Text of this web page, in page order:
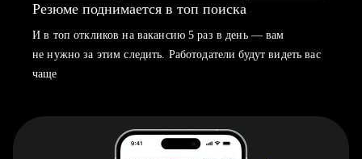
Резюме поднимается в топ поиска
И в топ откликов на вакансию 5 раз в день — вам
не нужно за этим следить. Работодатели будут видеть вас
чаще